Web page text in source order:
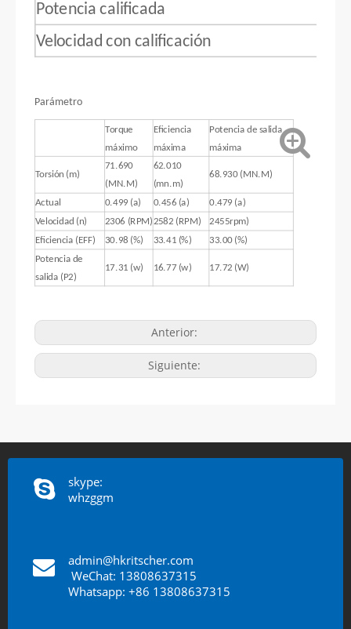
Potencia calificada
Velocidad con calificación
Parámetro
Torque
máximo
Eficiencia
máxima
Potencia de salida
máxima
Torsión (m)
71.690
(MN.M)
62.010
(mn.m)
68.930 (MN.M)
Actual 0.499 (a) 0.456 (a)
0.479 (a)
Velocidad (n)
2306 (RPM)2582 (RPM)
2455rpm)
Eficiencia (EFF)
30.98 (%) 33.41 (%)
33.00 (%)
Potencia de
salida (P2)
17.31 (w) 16.77 (w) 17.72 (W)
Anterior:
Siguiente:
skype:
whzggm
admin@hkritscher.com
WeChat: 13808637315
Whatsapp: +86 13808637315